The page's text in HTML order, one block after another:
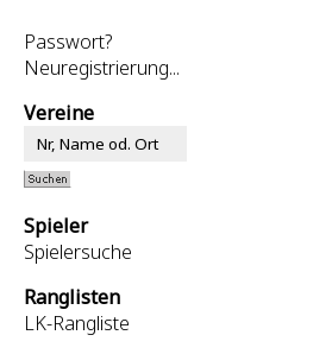
Passwort?
Neuregistrierung...
Vereine
Spieler
Spielersuche
Ranglisten
LK-Rangliste